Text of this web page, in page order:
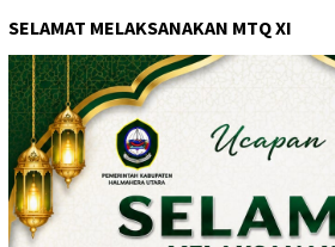
SELAMAT MELAKSANAKAN MTQ XI